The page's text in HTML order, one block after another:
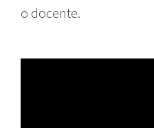
o docente.